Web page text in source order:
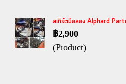
สเกิร์ตมือสอง Alphard
฿2,900
(Product)